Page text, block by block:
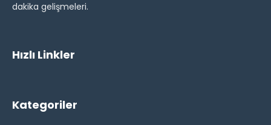
dakika gelişmeleri.
Hızlı Linkler
Kategoriler